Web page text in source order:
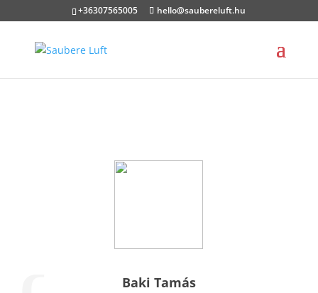
+36307565005 hello@saubereluft.hu
Baki Tamás